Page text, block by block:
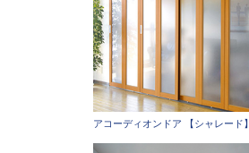
アコーディオンドア 【シャレード】